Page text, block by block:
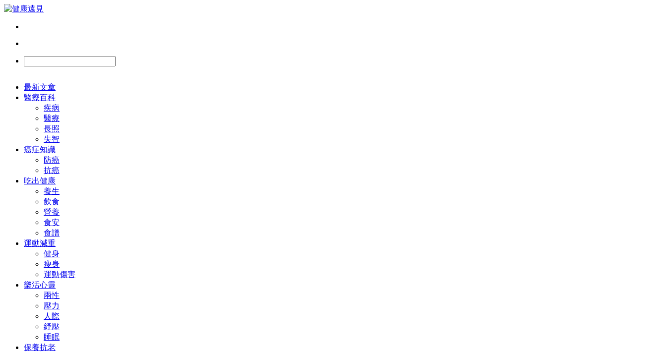
最新文章
醫療百科
疾病
醫療
長照
失智
癌症知識
防癌
抗癌
吃出健康
養生
飲食
營養
食安
食譜
運動減重
健身
瘦身
運動傷害
樂活心靈
兩性
壓力
人際
紓壓
睡眠
保養抗老